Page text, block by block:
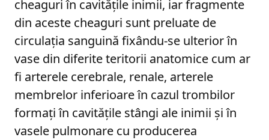
cheaguri în cavităţile inimii, iar fragmente
din aceste cheaguri sunt preluate de
circulaţia sanguină fixându-se ulterior în
vase din diferite teritorii anatomice cum ar
fi arterele cerebrale, renale, arterele
membrelor inferioare în cazul trombilor
formaţi în cavităţile stângi ale inimii şi în
vasele pulmonare cu producerea